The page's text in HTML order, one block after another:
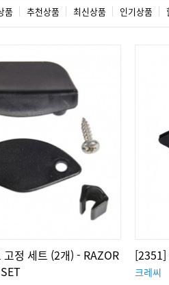
품 추천상품 최신상품 인기상품
정 세트 (2개) - RAZOR
[2351]
크레씨